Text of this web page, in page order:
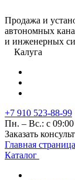
Продажа и
автономных
и инженерных
Калуга
+7 910 523-88-99
Пн. – Вс.: с
Заказать
Главная страница
Каталог